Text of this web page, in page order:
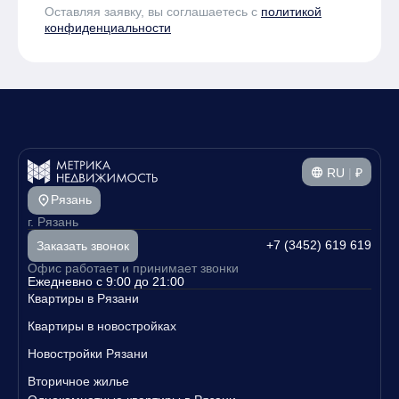
Оставляя заявку, вы соглашаетесь с политикой
конфиденциальности
RU | ₽
Рязань
г. Рязань
Заказать звонок
+7 (3452) 619 619
Офис работает и принимает звонки
Ежедневно с 9:00 до 21:00
Квартиры в Рязани
Квартиры в новостройках
Новостройки Рязани
Вторичное жилье